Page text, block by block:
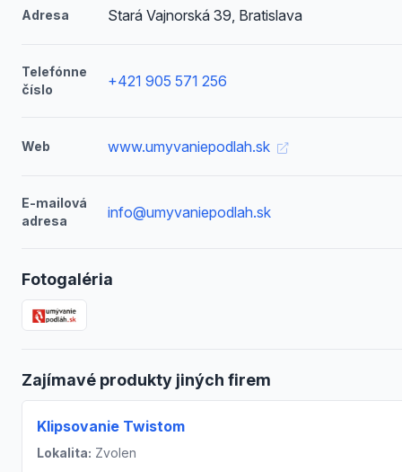
Adresa Stará Vajnorská 39, Bratislava
Telefónne
číslo
+421 905 571 256
Web www.umyvaniepodlah.sk
E-mailová
adresa
info@umyvaniepodlah.sk
Fotogaléria
Zajímavé produkty jiných firem
Klipsovanie Twistom
Lokalita: Zvolen